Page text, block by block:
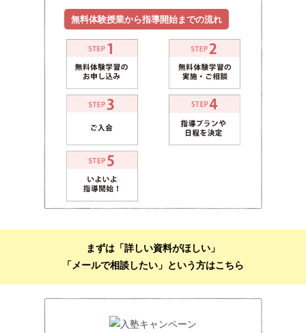
無料体験授業から指導開始までの流れ
まずは「詳しい資料がほしい」
「メールで相談したい」という方はこちら